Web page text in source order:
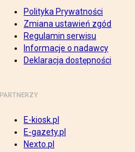
Polityka Prywatności
Zmiana ustawień zgód
Regulamin serwisu
Informacje o nadawcy
Deklaracja dostępności
PARTNERZY
E-kiosk.pl
E-gazety.pl
Nexto.pl